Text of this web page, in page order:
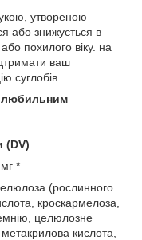
утвореною
або знижується в
похилого віку. на
ваш
суглобів.
(DV)
*
(рослинного
кроскармелоза,
целюлозне
кислота,